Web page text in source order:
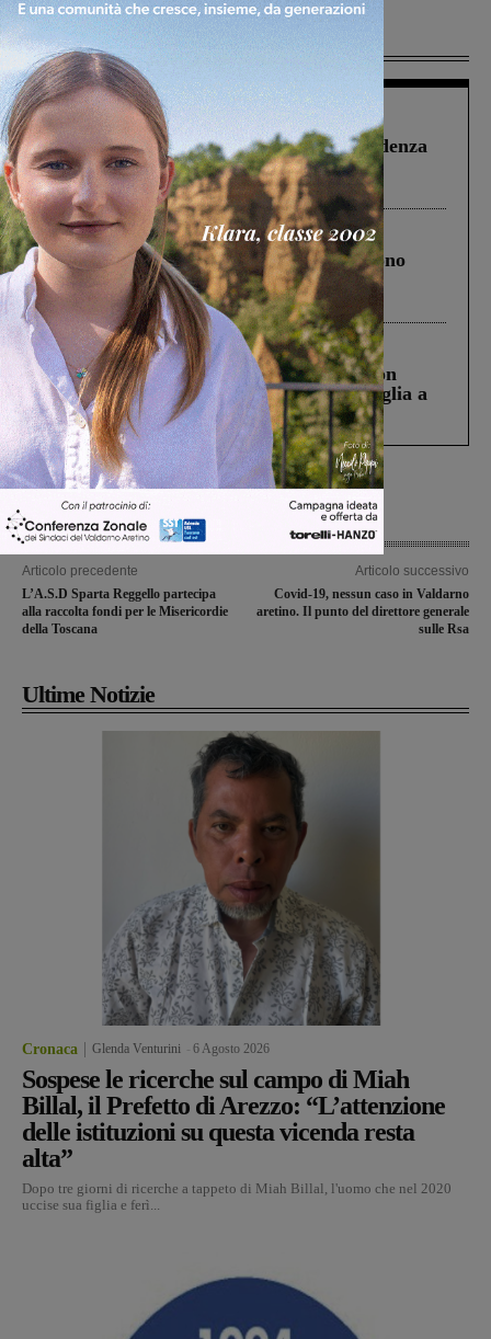
Più lette
Figline Incisa Valdarno 1 Agosto 2026
Piscina di Figline finanziata oltre la scadenza
Pnrr, il gruppo di Fratelli d’Italia: “Un
ringraziamento al Governo”
Cronaca 4 Agosto 2026
Un anno fa la strage in A1 in cui morirono
Gianni, Giulia e Franco. Lo schianto, il
processo, lo stop ai sorpassi fra tir....
Cronaca 3 Agosto 2026
Scomparso da una struttura di Castiglion
Fiorentino l’uomo che aveva ucciso la figlia a
Levane nel 2020
Articolo precedente
L’A.S.D Sparta Reggello partecipa
alla raccolta fondi per le Misericordie
della Toscana
Articolo successivo
Covid-19, nessun caso in Valdarno
aretino. Il punto del direttore generale
sulle Rsa
Ultime Notizie
Cronaca Glenda Venturini 6 Agosto 2026
Sospese le ricerche sul campo di Miah
Billal, il Prefetto di Arezzo: “L’attenzione
delle istituzioni su questa vicenda resta
alta”
Dopo tre giorni di ricerche a tappeto di Miah Billal, l'uomo che nel 2020
uccise sua figlia e ferì...